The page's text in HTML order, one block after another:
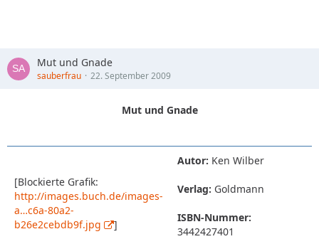
Mut und Gnade
sauberfrau 22. September 2009
Mut und Gnade
[Blockierte Grafik:
http://images.buch.de/images-
a…c6a-80a2-
b26e2cebdb9f.jpg
]
Autor: Ken Wilber
Verlag: Goldmann
ISBN-Nummer:
3442427401